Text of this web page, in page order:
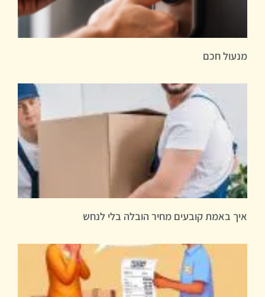
מנעול חכם
איך באמת קובעים מחיר הובלה בלי לנחש